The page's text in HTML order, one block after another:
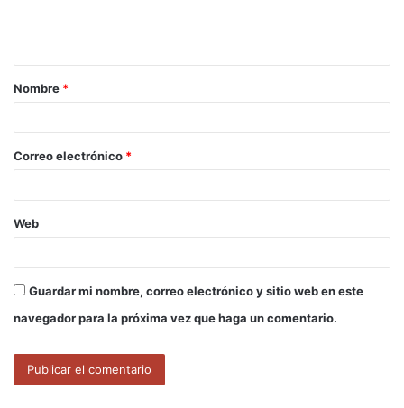
a
r
*
Nombre *
Correo electrónico *
Web
Guardar mi nombre, correo electrónico y sitio web en este
navegador para la próxima vez que haga un comentario.